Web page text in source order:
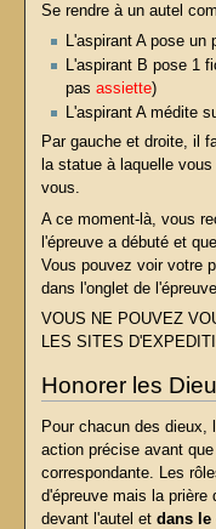
Se rendre à un autel
L'aspirant A pose un
L'aspirant B pose 1
pas assiette)
L'aspirant A médite
Par gauche et droite, il
la statue à laquelle
vous.
A ce moment-là, vous
l'épreuve a débuté et
Vous pouvez voir votre
dans l'onglet de l'épreuve.
VOUS NE POUVEZ
LES SITES
Honorer les
Pour chacun des dieux,
action précise avant
correspondante. Les
d'épreuve mais la prière
devant l'autel et dans le